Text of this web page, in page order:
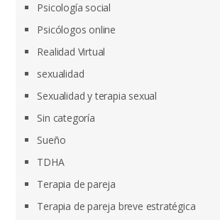
Psicología social
Psicólogos online
Realidad Virtual
sexualidad
Sexualidad y terapia sexual
Sin categoría
Sueño
TDHA
Terapia de pareja
Terapia de pareja breve estratégica